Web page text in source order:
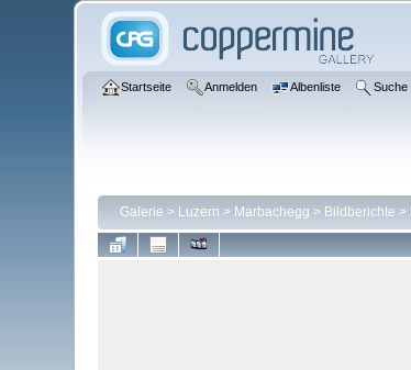
Startseite Anmelden Albenliste Suche
Galerie > Luzern > Marbachegg > Bildberichte >